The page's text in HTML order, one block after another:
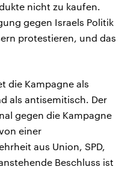
nicht zu kaufen.
gegen Israels Politik
protestieren, und das
die Kampagne als
als antisemitisch. Der
gegen die Kampagne
einer
aus Union, SPD,
Beschluss ist